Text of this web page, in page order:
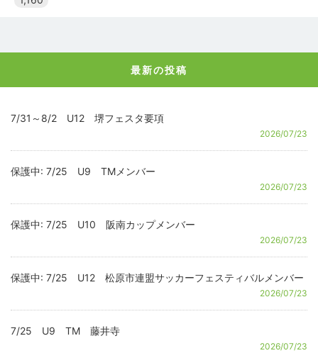
最新の投稿
7/31～8/2 U12 堺フェスタ要項
2026/07/23
保護中: 7/25 U9 TMメンバー
2026/07/23
保護中: 7/25 U10 阪南カップメンバー
2026/07/23
保護中: 7/25 U12 松原市連盟サッカーフェスティバルメンバー
2026/07/23
7/25 U9 TM 藤井寺
2026/07/23